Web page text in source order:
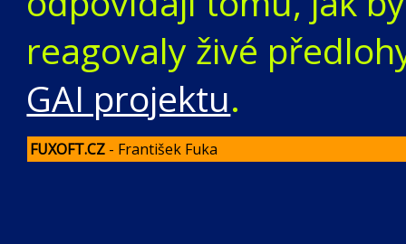
reagovaly živé
GAI projektu.
FUXOFT.CZ- František Fuka